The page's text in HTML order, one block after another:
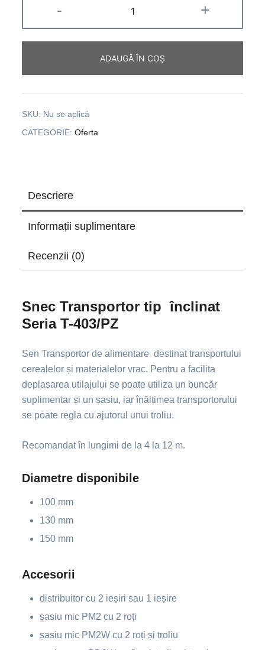
- +
ADAUGĂ ÎN COȘ
SKU: Nu se aplică
CATEGORIE:Oferta
Descriere
Informații suplimentare
Recenzii (0)
Snec Transportor tip înclinat
Seria T-403/PZ
Sen Transportor de alimentare destinat transportului
cerealelor și materialelor vrac. Pentru a facilita
deplasarea utilajului se poate utiliza un buncăr
suplimentar și un șasiu, iar înălțimea transportorului
se poate regla cu ajutorul unui troliu.
Recomandat în lungimi de la 4 la 12 m.
Diametre disponibile
100 mm
130 mm
150 mm
Accesorii
distribuitor cu 2 ieșiri sau 1 ieșire
șasiu mic PM2 cu 2 roți
șasiu mic PM2W cu 2 roți și troliu